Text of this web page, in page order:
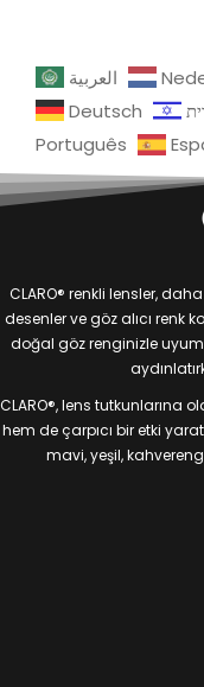
العربية
Deutsch
Português
CLARO® renkli lensler,
desenler ve göz alıcı renk
doğal göz renginizle
CLARO®, lens tutkunlarına
hem de çarpıcı bir etki
mavi, yeşil,